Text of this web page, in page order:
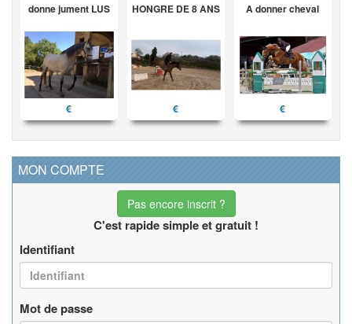
donne jument LUS
€
HONGRE DE 8 ANS
€
A donner cheval
€
MON COMPTE
Pas encore inscrit ?
C'est rapide simple et gratuit !
Identifiant
Mot de passe